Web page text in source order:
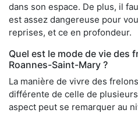
dans son espace. De plus, il
est assez dangereuse pour
reprises, et ce en profondeur.
Quel est le mode de vie des
Roannes-Saint-Mary ?
La manière de vivre des
différente de celle de
aspect peut se remarquer au